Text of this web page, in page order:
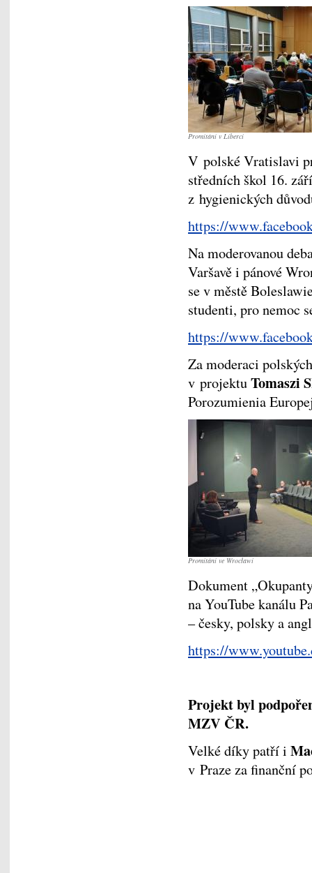
Promítání v Liberci
V polské Vratislavi
středních škol 16.
z hygienických
https://
Na moderovanou
Varšavě i pánové
se v městě
studenti, pro nemoc
https://
Za moderaci
v projektuTomaszi
Porozumienia
Promítání ve Wrocławi
Dokument
na YouTube kanálu
– česky, polsky a
https://
Projekt byl
MZV ČR.
Velké díky patří i
v Praze za finanční